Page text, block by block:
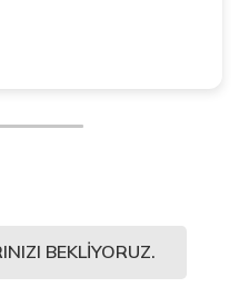
BEKLIYORUZ.